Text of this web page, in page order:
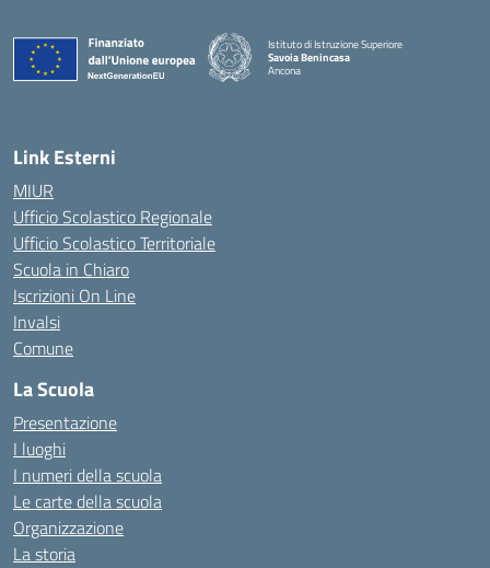
Istituto di Istruzione Superiore
Savoia Benincasa
Ancona
Link Esterni
MIUR
Ufficio Scolastico Regionale
Ufficio Scolastico Territoriale
Scuola in Chiaro
Iscrizioni On Line
Invalsi
Comune
La Scuola
Presentazione
I luoghi
I numeri della scuola
Le carte della scuola
Organizzazione
La storia